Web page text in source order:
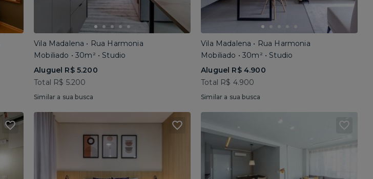
Vila Madalena • Rua Harmonia
Mobiliado • 30m² • Studio
Aluguel R$ 5.200
Total R$ 5.200
Similar a sua busca
Vila Madalena • Rua Harmonia
Mobiliado • 30m² • Studio
Aluguel R$ 4.900
Total R$ 4.900
Similar a sua busca